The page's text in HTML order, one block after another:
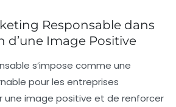
Responsable dans
d’une Image Positive
s’impose comme une
pour les entreprises
une image positive et de renforcer